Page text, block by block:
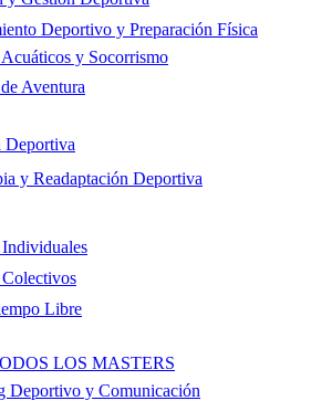
Deportivo y Preparación Física
y Socorrismo
Aventura
y Readaptación Deportiva
Libre
LOS MASTERS
Deportivo y Comunicación